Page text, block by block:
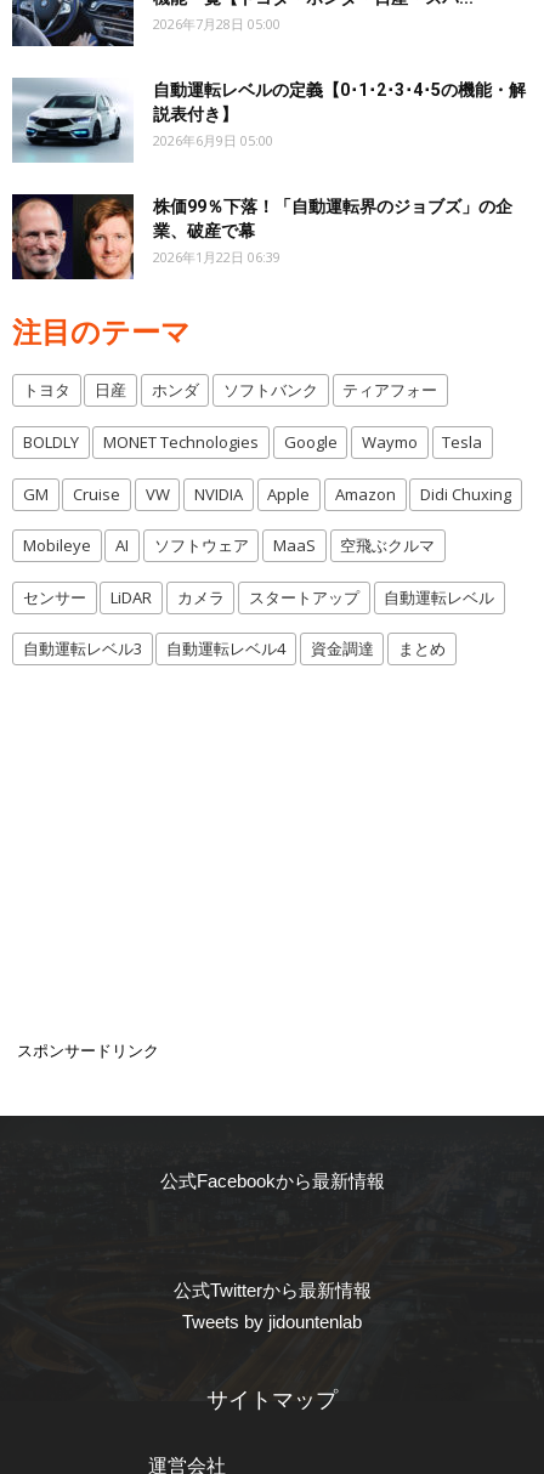
2026年7月28日 05:00
自動運転レベルの定義【0･1･2･3･4･5の機能・解
説表付き】
2026年6月9日 05:00
株価99％下落！「自動運転界のジョブズ」の企
業、破産で幕
2026年1月22日 06:39
注目のテーマ
トヨタ 日産 ホンダ ソフトバンク ティアフォー
BOLDLY MONET Technologies Google Waymo Tesla
GM Cruise VW NVIDIA Apple Amazon Didi Chuxing
Mobileye AI ソフトウェア MaaS 空飛ぶクルマ
センサー LiDAR カメラ スタートアップ 自動運転レベル
自動運転レベル3 自動運転レベル4 資金調達 まとめ
スポンサードリンク
公式Facebookから最新情報
公式Twitterから最新情報
Tweets by jidountenlab
サイトマップ
運営会社